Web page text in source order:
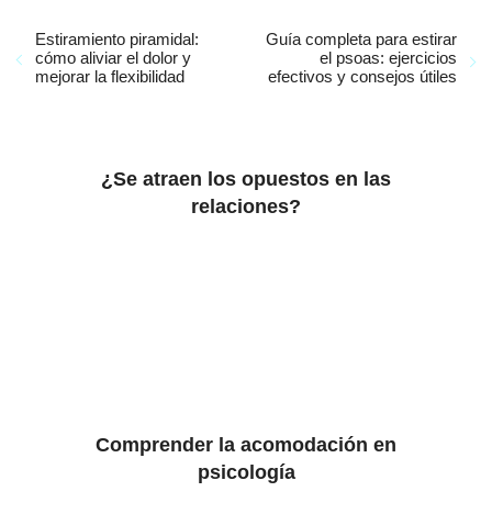
Estiramiento piramidal:
cómo aliviar el dolor y
mejorar la flexibilidad
Guía completa para estirar
el psoas: ejercicios
efectivos y consejos útiles
¿Se atraen los opuestos en las
relaciones?
Comprender la acomodación en
psicología